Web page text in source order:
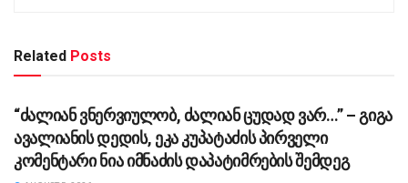
Related Posts
ᲡᲐᲖᲝᲒᲐᲓᲝᲔᲑᲐ
“ძა­ლი­ან ვნერ­ვი­უ­ლობ, ძა­ლი­ან ცუ­დად ვარ…” – გიგა
ავა­ლი­ა­ნის დე­დის, ეკა კუ­პა­ტა­ძის პირველი
კომენტარი ნია იმნაძის დაპატიმრების შემდეგ